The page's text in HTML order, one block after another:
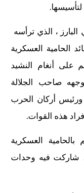
، الذي ترأسه
الحامية العسكرية
على أنغام النشيد
وجهه صاحب الجلالة
ورئيس أركان الحرب
هذه القوات.
العسكرية
شاركت فيه وحدات